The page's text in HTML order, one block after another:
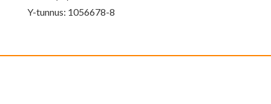
Y-tunnus: 1056678-8